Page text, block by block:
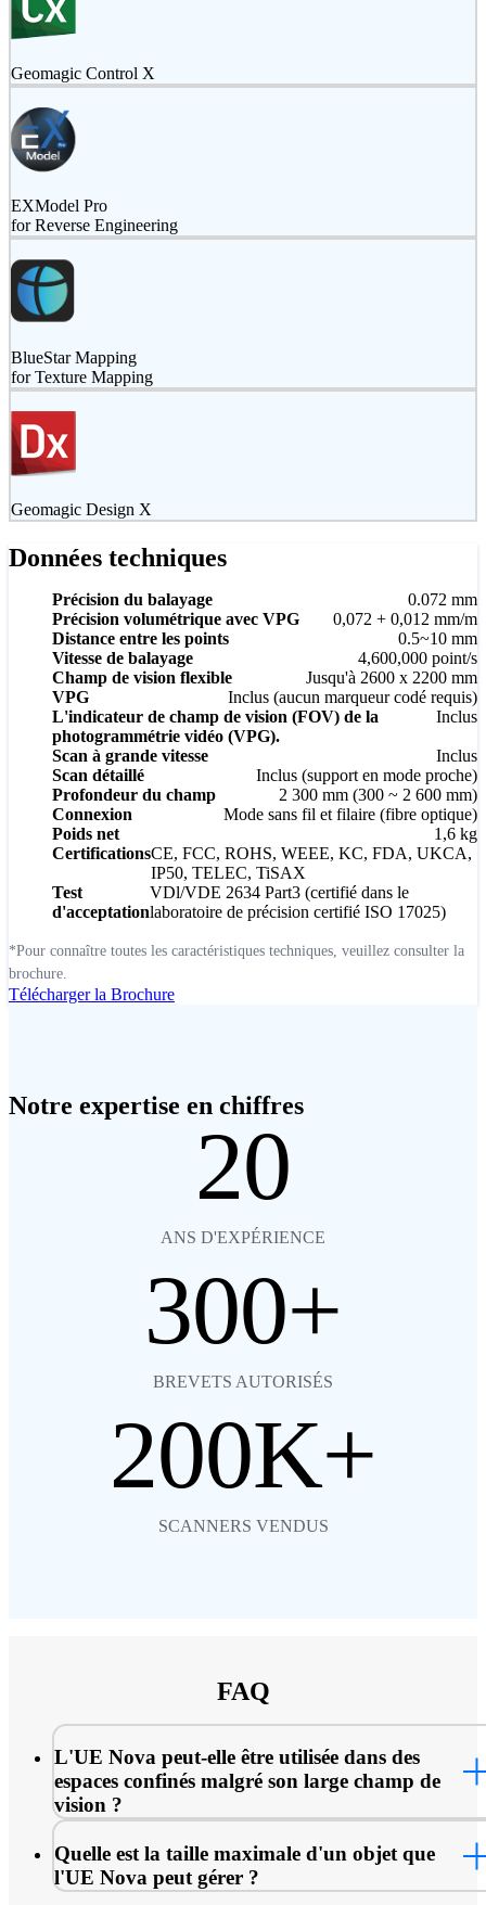
Geomagic Control X
EXModel Pro
for Reverse Engineering
BlueStar Mapping
for Texture Mapping
Geomagic Design X
Données techniques
Précision du balayage
0.072 mm
Précision volumétrique avec VPG
0,072 + 0,012 mm/m
Distance entre les points
0.5~10 mm
Vitesse de balayage
4,600,000 point/s
Champ de vision flexible
Jusqu'à 2600 x 2200 mm
VPG
Inclus (aucun marqueur codé requis)
L'indicateur de champ de vision (FOV) de la
photogrammétrie vidéo (VPG).
Inclus
Scan à grande vitesse
Inclus
Scan détaillé
Inclus (support en mode proche)
Profondeur du champ
2 300 mm (300 ~ 2 600 mm)
Connexion
Mode sans fil et filaire (fibre optique)
Poids net
1,6 kg
CertificationsCE, FCC, ROHS, WEEE, KC, FDA, UKCA,
IP50, TELEC, TiSAX
Test
d'acceptation
VDl/VDE 2634 Part3 (certifié dans le
laboratoire de précision certifié ISO 17025)
*Pour connaître toutes les caractéristiques techniques, veuillez consulter la
brochure.
Télécharger la Brochure
Notre expertise en chiffres
20
ANS D'EXPÉRIENCE
300
BREVETS AUTORISÉS
200
SCANNERS VENDUS
FAQ
L'UE Nova peut-elle être utilisée dans des
espaces confinés malgré son large champ de
vision ?
Quelle est la taille maximale d'un objet que
l'UE Nova peut gérer ?